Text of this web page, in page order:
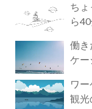
ち
ら
働き
ケー
ワ
観光